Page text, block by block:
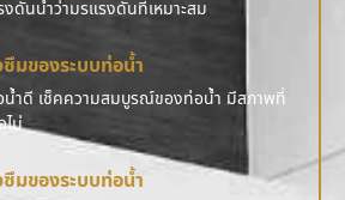
งดันน้ำว่ามรแรงดันที่เหมาะสม
ซึมของระบบท่อน้ำ
น้ำดี เช็คความสมบูรณ์ของท่อน้ำ มีสภาพที่
ม่
ซึมของระบบท่อน้ำ